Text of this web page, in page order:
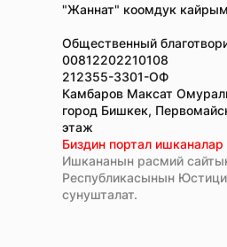
"Жаннат" коомдук
Общественный
00812202210108
212355-3301-ОФ
Камбаров Максат
город Бишкек,
этаж
Биздин портал
Ишкананын расмий
Республикасынын
сунушталат.